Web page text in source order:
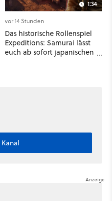
1:34
vor 14 Stunden
Das historische Rollenspiel
Expeditions: Samurai lässt
euch ab sofort japanischen